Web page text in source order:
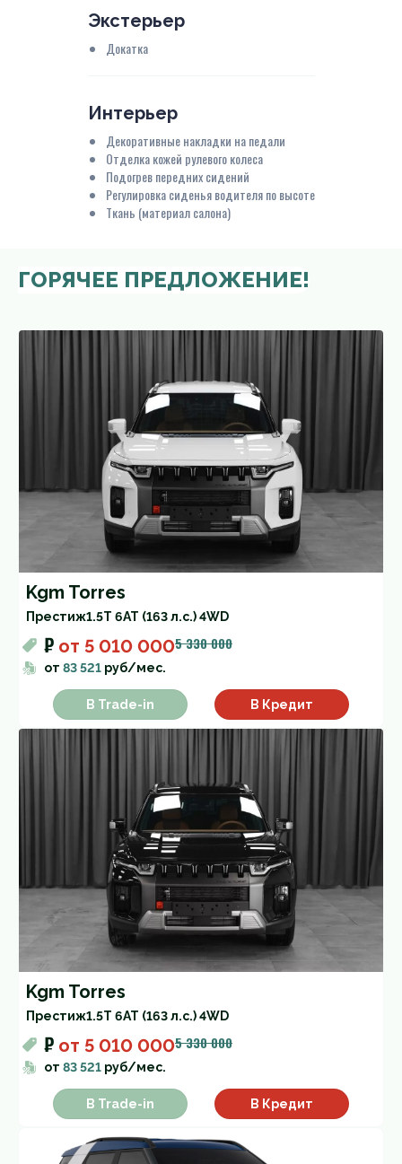
Экстерьер
Докатка
Интерьер
Декоративные накладки на педали
Отделка кожей рулевого колеса
Подогрев передних сидений
Регулировка сиденья водителя по высоте
Ткань (материал салона)
ГОРЯЧЕЕ ПРЕДЛОЖЕНИЕ!
Kgm Torres
Престиж1.5T 6AT (163 л.с.) 4WD
₽ от 5 010 0005 330 000
от 83 521 руб/мес.
В Trade-in В Кредит
Kgm Torres
Престиж1.5T 6AT (163 л.с.) 4WD
₽ от 5 010 0005 330 000
от 83 521 руб/мес.
В Trade-in В Кредит